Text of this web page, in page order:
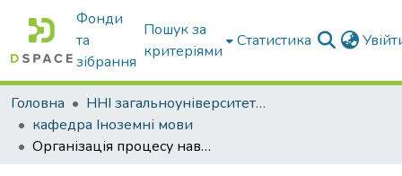
Фонди
та
зібрання
Пошук за
критеріями
Статистика
Головна
ННІ загальноуніверситетської підготовки
кафедра Іноземні мови
Організація процесу навчання на занятті з іноземної мови